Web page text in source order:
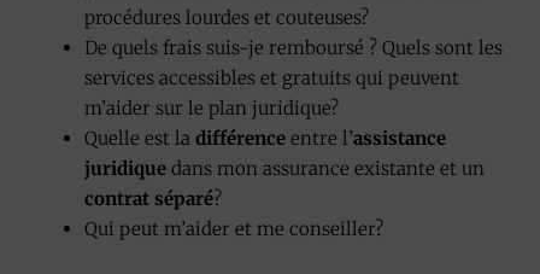
procédures lourdes et couteuses?
De quels frais suis-je remboursé ? Quels sont les
services accessibles et gratuits qui peuvent
m’aider sur le plan juridique?
Quelle est la différence entre l’assistance
juridique dans mon assurance existante et un
contrat séparé?
Qui peut m’aider et me conseiller?